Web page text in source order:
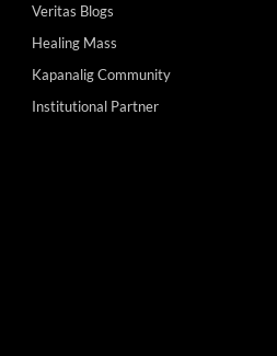
Veritas Blogs
Healing Mass
Kapanalig Community
Institutional Partner